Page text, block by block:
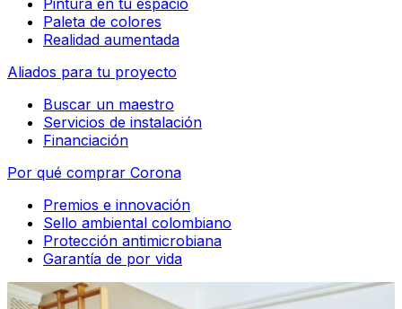
Pintura en tu espacio
Paleta de colores
Realidad aumentada
Aliados para tu proyecto
Buscar un maestro
Servicios de instalación
Financiación
Por qué comprar Corona
Premios e innovación
Sello ambiental colombiano
Protección antimicrobiana
Garantía de por vida